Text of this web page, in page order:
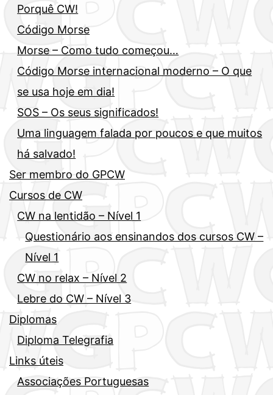
Porquê CW!
Código Morse
Morse – Como tudo começou…
Código Morse internacional moderno – O que
se usa hoje em dia!
SOS – Os seus significados!
Uma linguagem falada por poucos e que muitos
há salvado!
Ser membro do GPCW
Cursos de CW
CW na lentidão – Nível 1
Questionário aos ensinandos dos cursos CW –
Nível 1
CW no relax – Nível 2
Lebre do CW – Nível 3
Diplomas
Diploma Telegrafia
Links úteis
Associações Portuguesas